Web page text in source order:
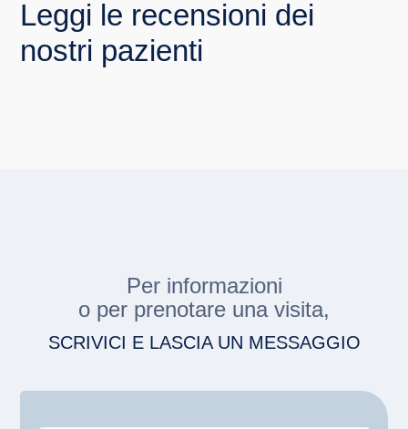
Leggi le recensioni dei
nostri pazienti
Per informazioni
o per prenotare una visita,
SCRIVICI E LASCIA UN MESSAGGIO